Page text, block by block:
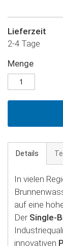
Lieferzeit
2-4 Tage
Menge
Details
In vielen
auf eine
Der Single-
innovativen